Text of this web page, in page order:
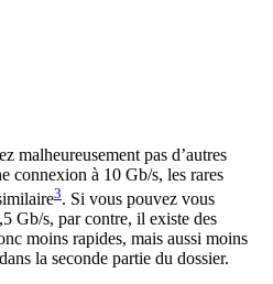
malheureusement pas d’autres
connexion à 10 Gb/s, les rares
3. Si vous pouvez vous
Gb/s, par contre, il existe des
moins rapides, mais aussi moins
la seconde partie du dossier.